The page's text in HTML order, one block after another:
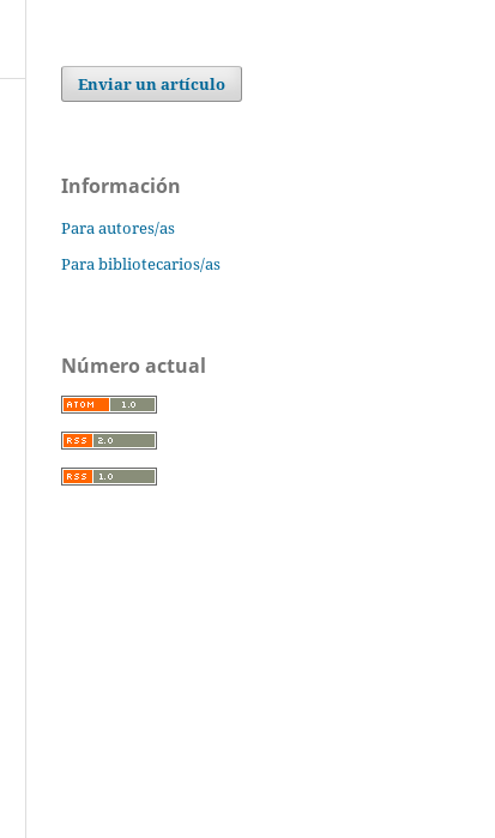
Enviar un artículo
Información
Para autores/as
Para bibliotecarios/as
Número actual